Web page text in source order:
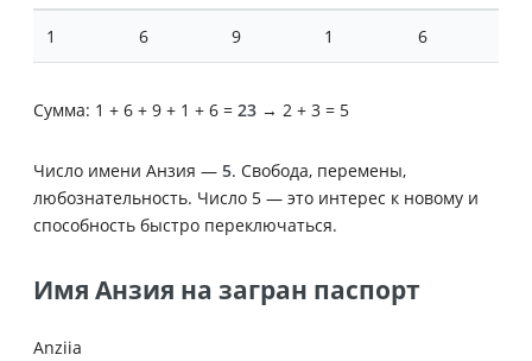
1 6 9 1 6
Сумма: 1 + 6 + 9 + 1 + 6 = 23 → 2 + 3 = 5
Число имени Анзия — 5. Свобода, перемены,
любознательность. Число 5 — это интерес к новому и
способность быстро переключаться.
Имя Анзия на загран паспорт
Anziia